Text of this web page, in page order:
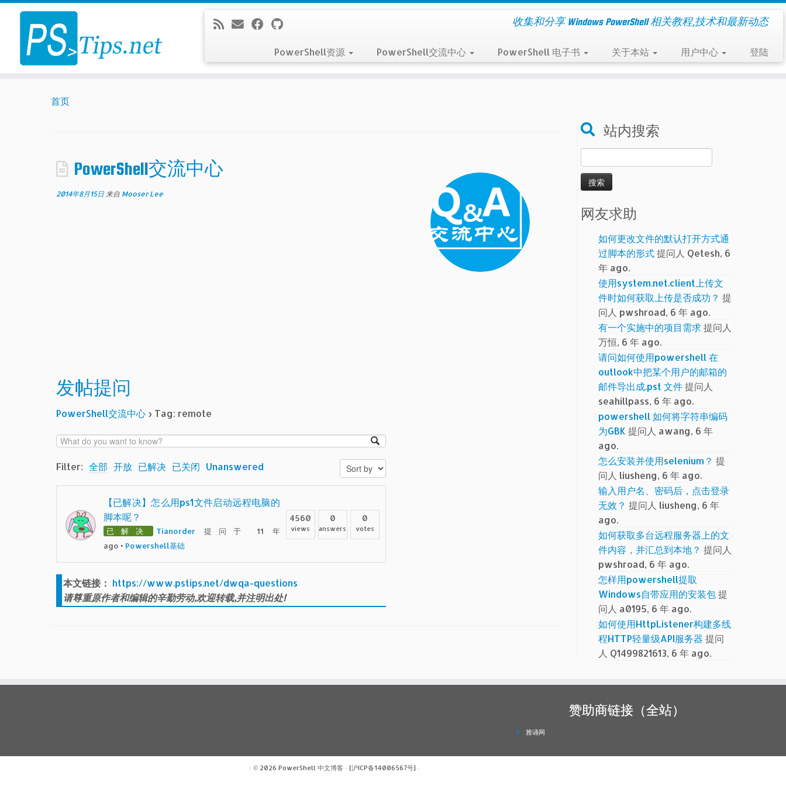
Skip
content
收集和分享 Windows PowerShell 相关教程,技术和最新动态
PowerShell资源 PowerShell交流中心 PowerShell 电子书 关于本站 用户中心 登陆
首页
PowerShell交流中心
2014年8月15日 来自 Mooser Lee
发帖提问
PowerShell交流中心› Tag: remote
Filter: 全部 开放 已解决 已关闭 Unanswered
【已解决】怎么用ps1文件启动远程电脑的
脚本呢？
已解决 Tianorder 提问于 11 年
ago • Powershell基础
4560
views
0
answers
0
votes
本文链接： https://www.pstips.net/dwqa-questions
请尊重原作者和编辑的辛勤劳动,欢迎转载,并注明出处!
站内搜索
索：
网友求助
如何更改文件的默认打开方式通
过脚本的形式提问人 Qetesh, 6
年 ago.
使用system.net.client上传文
件时如何获取上传是否成功？ 提
问人 pwshroad, 6 年 ago.
有一个实施中的项目需求提问人
万恒, 6 年 ago.
请问如何使用powershell 在
outlook中把某个用户的邮箱的
邮件导出成.pst 文件提问人
seahillpass, 6 年 ago.
powershell 如何将字符串编码
为GBK 提问人 awang, 6 年
ago.
怎么安装并使用selenium？ 提
问人 liusheng, 6 年 ago.
输入用户名、密码后，点击登录
无效？ 提问人 liusheng, 6 年
ago.
如何获取多台远程服务器上的文
件内容，并汇总到本地？ 提问人
pwshroad, 6 年 ago.
怎样用powershell提取
Windows自带应用的安装包提
问人 a0195, 6 年 ago.
如何使用HttpListener构建多线
程HTTP轻量级API服务器 提问
人 Q1499821613, 6 年 ago.
赞助商链接（全站）
雅诵网
· © 2026 PowerShell 中文博客 · [沪ICP备14006567号] ·